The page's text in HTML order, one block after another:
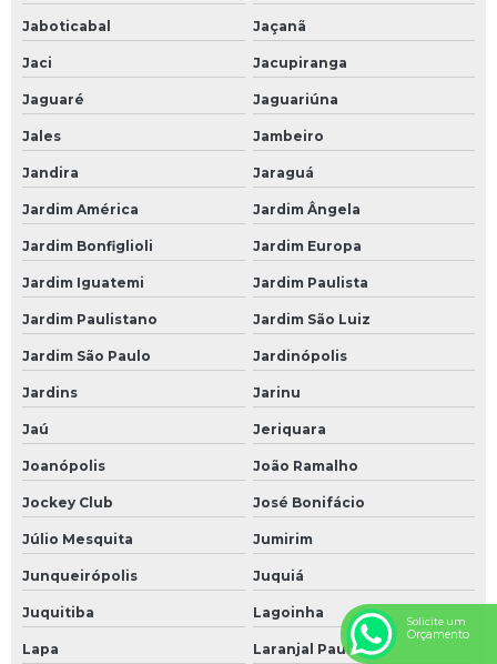
Jaboticabal Jaçanã
Jaci Jacupiranga
Jaguaré Jaguariúna
Jales Jambeiro
Jandira Jaraguá
Jardim América Jardim Ângela
Jardim Bonfiglioli Jardim Europa
Jardim Iguatemi Jardim Paulista
Jardim Paulistano Jardim São Luiz
Jardim São Paulo Jardinópolis
Jardins Jarinu
Jaú Jeriquara
Joanópolis João Ramalho
Jockey Club José Bonifácio
Júlio Mesquita Jumirim
Junqueirópolis Juquiá
Juquitiba Lagoinha
Lapa Laranjal Paulista
Solicite um
Orçamento